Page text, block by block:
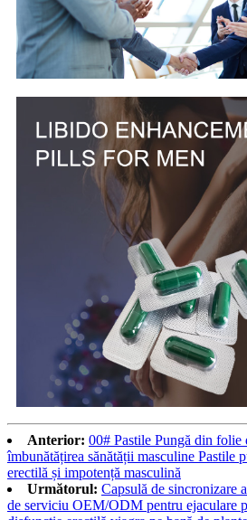
Anterior: 00# Pastile Pungă din folie
îmbunătățirea sănătății masculine Pastile
erectilă și impotență masculină
Următorul: Capsulă de sincronizare
de serviciu OEM/ODM pentru ejaculare